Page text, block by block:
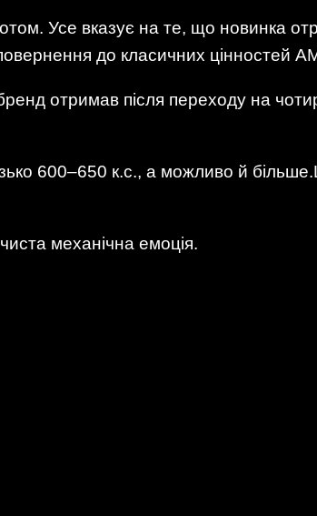
Усе вказує на те, що новинка
до класичних цінностей
отримав після переходу на
600–650 к.с., а можливо й
механічна емоція.